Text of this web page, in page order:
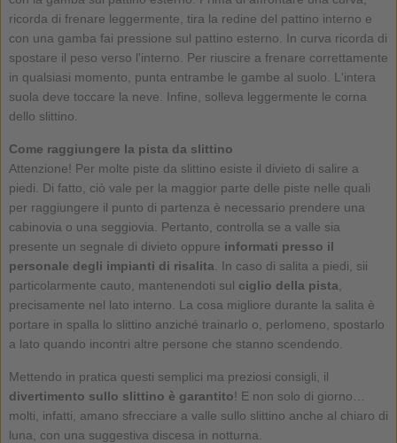
ricorda di frenare leggermente, tira la redine del pattino interno e
con una gamba fai pressione sul pattino esterno. In curva ricorda di
spostare il peso verso l'interno. Per riuscire a frenare correttamente
in qualsiasi momento, punta entrambe le gambe al suolo. L'intera
suola deve toccare la neve. Infine, solleva leggermente le corna
dello slittino.
Come raggiungere la pista da slittino
Attenzione! Per molte piste da slittino esiste il divieto di salire a
piedi. Di fatto, ciò vale per la maggior parte delle piste nelle quali
per raggiungere il punto di partenza è necessario prendere una
cabinovia o una seggiovia. Pertanto, controlla se a valle sia
presente un segnale di divieto oppure informati presso il
personale degli impianti di risalita . In caso di salita a piedi, sii
particolarmente cauto, mantenendoti sul ciglio della pista
precisamente nel lato interno. La cosa migliore durante la salita è
portare in spalla lo slittino anziché trainarlo o, perlomeno, spostarlo
a lato quando incontri altre persone che stanno scendendo.
Mettendo in pratica questi semplici ma preziosi consigli, il
divertimento sullo slittino è garantito! E non solo di giorno…
molti, infatti, amano sfrecciare a valle sullo slittino anche al chiaro di
luna, con una suggestiva discesa in notturna.